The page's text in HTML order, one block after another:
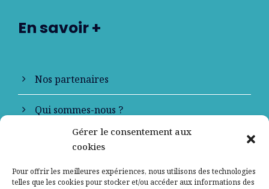
Gérer le consentement aux
cookies
Pour offrir les meilleures expériences, nous utilisons des technologies
telles que les cookies pour stocker et/ou accéder aux informations des
En savoir +
Nos partenaires
Qui sommes-nous ?
Contactez-nous
Mentions légales